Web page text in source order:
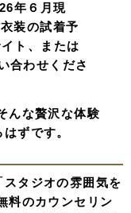
年６月現
装の試着予
ト、または
合わせくださ
んな贅沢な体験
ずです。
スタジオの雰囲気を
料のカウンセリン